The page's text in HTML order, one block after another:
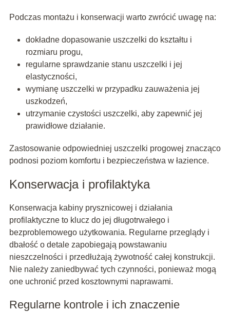
Podczas montażu i konserwacji warto zwrócić uwagę na:
dokładne dopasowanie uszczelki do kształtu i
rozmiaru progu,
regularne sprawdzanie stanu uszczelki i jej
elastyczności,
wymianę uszczelki w przypadku zauważenia jej
uszkodzeń,
utrzymanie czystości uszczelki, aby zapewnić jej
prawidłowe działanie.
Zastosowanie odpowiedniej uszczelki progowej znacząco
podnosi poziom komfortu i bezpieczeństwa w łazience.
Konserwacja i profilaktyka
Konserwacja kabiny prysznicowej i działania
profilaktyczne to klucz do jej długotrwałego i
bezproblemowego użytkowania. Regularne przeglądy i
dbałość o detale zapobiegają powstawaniu
nieszczelności i przedłużają żywotność całej konstrukcji.
Nie należy zaniedbywać tych czynności, ponieważ mogą
one uchronić przed kosztownymi naprawami.
Regularne kontrole i ich znaczenie